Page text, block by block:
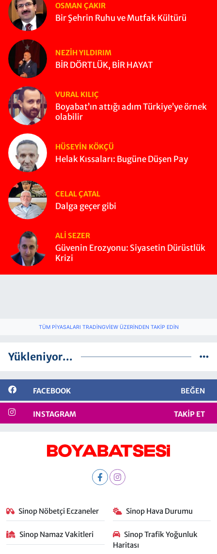
OSMAN ÇAKIR
Bir Şehrin Ruhu ve Mutfak Kültürü
NEZIH YILDIRIM
BİR DÖRTLÜK, BİR HAYAT
VURAL KILIÇ
Boyabat’ın attığı adım Türkiye’ye örnek
olabilir
HÜSEYIN KÖKÇÜ
Helak Kıssaları: Bugüne Düşen Pay
CELAL ÇATAL
Dalga geçer gibi
ALI SEZER
Güvenin Erozyonu: Siyasetin Dürüstlük
Krizi
TÜM PIYASALARI TRADINGVIEW ÜZERINDEN TAKIP EDIN
Yükleniyor...
FACEBOOK BEĞEN
INSTAGRAM TAKIP ET
Sinop Nöbetçi Eczaneler Sinop Hava Durumu
Sinop Namaz Vakitleri
Sinop Trafik Yoğunluk
Haritası